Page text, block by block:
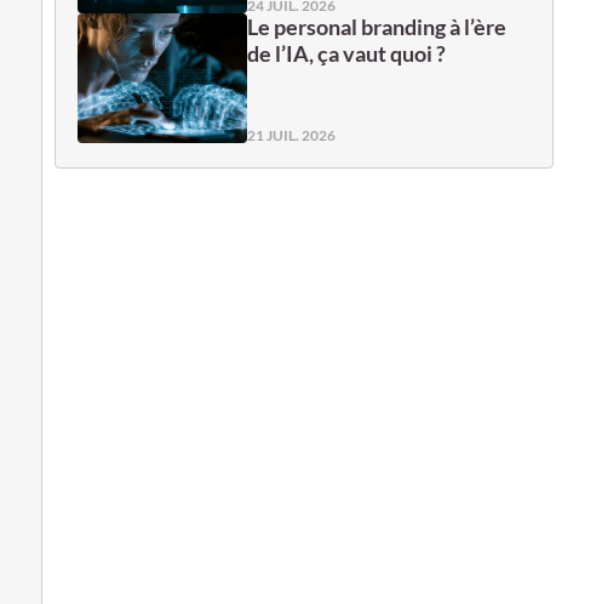
24 JUIL. 2026
Le personal branding à l’ère
de l’IA, ça vaut quoi ?
21 JUIL. 2026